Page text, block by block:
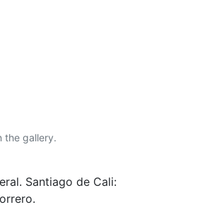
the gallery.
Santiago de Cali: